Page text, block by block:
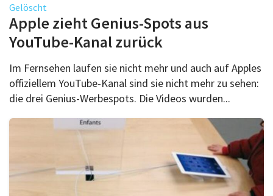
Gelöscht
Apple zieht Genius-Spots aus
YouTube-Kanal zurück
Im Fernsehen laufen sie nicht mehr und auch auf Apples
offiziellem YouTube-Kanal sind sie nicht mehr zu sehen:
die drei Genius-Werbespots. Die Videos wurden...